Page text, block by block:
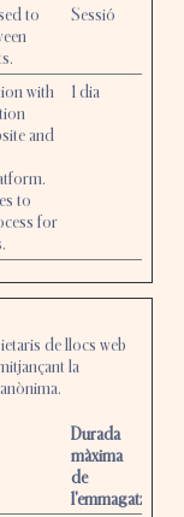
to
Sessió
with
and
to
for
1 dia
de llocs web
la
Durada
màxima
de